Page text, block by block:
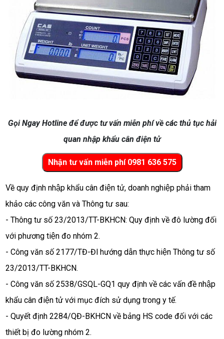
Gọi Ngay Hotline để được tư vấn miễn phí về các thủ tục hải
quan nhập khẩu cân điện tử
Về quy định nhập khẩu cân điện tử, doanh nghiệp phải tham
khảo các công văn và Thông tư sau:
- Thông tư số 23/2013/TT-BKHCN: Quy định về đô lường đối
với phương tiện đo nhóm 2.
- Công văn số 2177/TĐ-Đl hướng dẫn thực hiện Thông tư số
23/2013/TT-BKHCN.
- Công văn số 2538/GSQL-GQ1 quy định về các vấn đề nhập
khẩu cân điện tử với mục đích sử dụng trong y tế.
- Quyết định 2284/QĐ-BKHCN về bảng HS code đối với các
thiết bị đo lường nhóm 2.